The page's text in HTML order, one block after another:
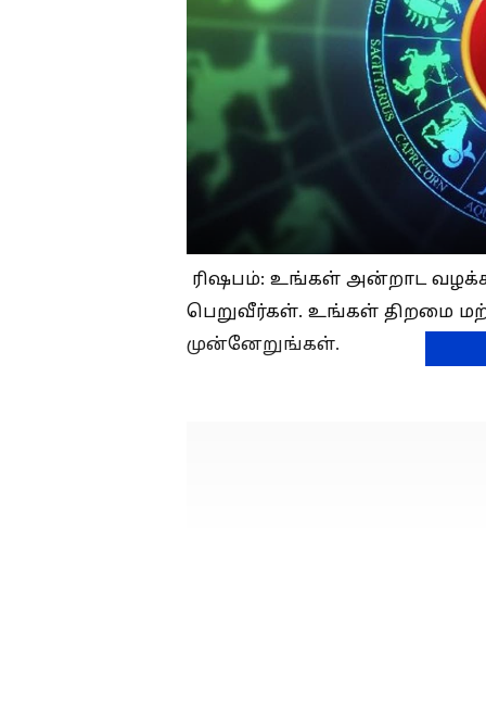
ரிஷபம்: உங்கள் அன்றாட
பெறுவீர்கள். உங்கள் திறமை
முன்னேறுங்கள்.